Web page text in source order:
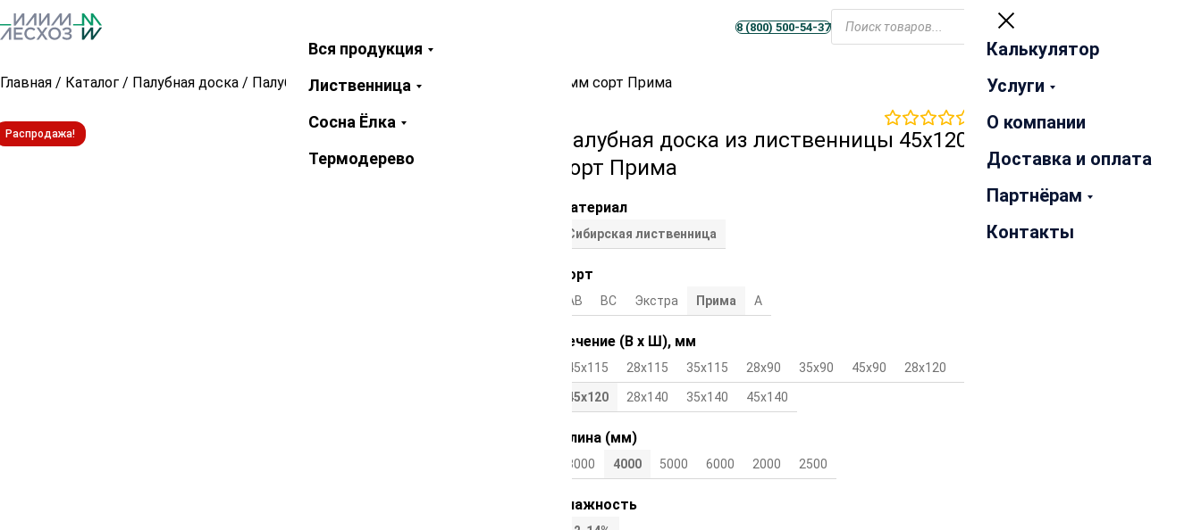
Телеграм
MAX8 (800) 500-54-37
Закрыть
Калькулятор
Услуги
О компании
Доставка и оплата
Партнёрам
Контакты
Закрыть
Вся продукция
Лиственница
Сосна Ёлка
Термодерево
Главная / Каталог / Палубная доска / Палубная доска из лиственницы 45х120х4000 мм сорт Прима
отзывов
Распродажа!
Палубная доска из лиственницы 45х120х4000 мм
сорт Прима
Материал
Сибирская лиственница
Сорт
АВ ВС Экстра Прима А
Сечение (В х Ш), мм
45х115 28х115 35х115 28х90 35х90 45х90 28х120
45х120 28х140 35х140 45х140
Длина (мм)
3000 4000 5000 6000 2000 2500
Влажность